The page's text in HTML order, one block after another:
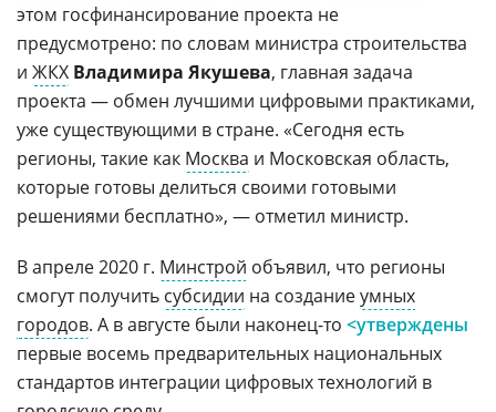
этом госфинансирование проекта не
предусмотрено: по словам министра строительства
и ЖКХ Владимира Якушева, главная задача
проекта — обмен лучшими цифровыми практиками,
уже существующими в стране. «Сегодня есть
регионы, такие как Москва и Московская область,
которые готовы делиться своими готовыми
решениями бесплатно», — отметил министр.
В апреле 2020 г. Минстрой объявил, что регионы
смогут получить субсидии на созданиеумных
городов. А в августе были наконец-то <утверждены
первые восемь предварительных национальных
стандартов интеграции цифровых технологий в